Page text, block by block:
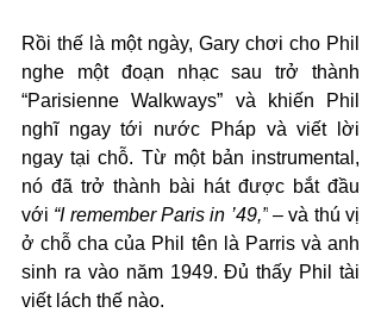
Rồi thế là một ngày, Gary chơi cho Phil
nghe một đoạn nhạc sau trở thành
“Parisienne Walkways” và khiến Phil
nghĩ ngay tới nước Pháp và viết lời
ngay tại chỗ. Từ một bản instrumental,
nó đã trở thành bài hát được bắt đầu
với “I remember Paris in ’49,” – và thú vị
ở chỗ cha của Phil tên là Parris và anh
sinh ra vào năm 1949. Đủ thấy Phil tài
viết lách thế nào.